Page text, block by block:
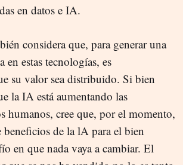
en datos e IA.
considera que, para generar una
en estas tecnologías, es
su valor sea distribuido. Si bien
la IA está aumentando las
humanos, cree que, por el momento,
beneficios de la lA para el bien
en que nada vaya a cambiar. El